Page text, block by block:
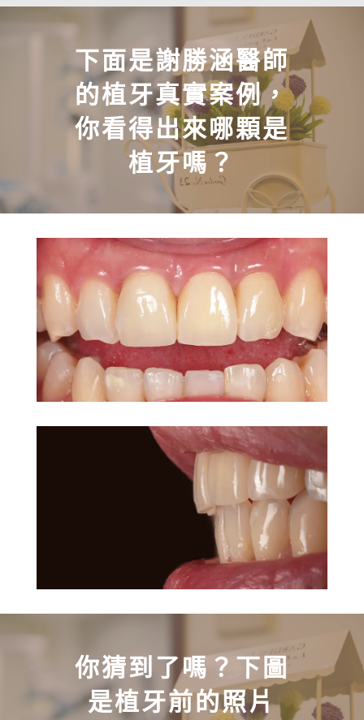
下面是謝勝涵醫師
的植牙真實案例，
你看得出來哪顆是
植牙嗎？
你猜到了嗎？下圖
是植牙前的照片